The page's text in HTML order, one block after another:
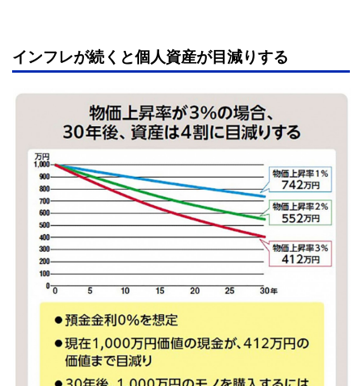
インフレが続くと個人資産が目減りする